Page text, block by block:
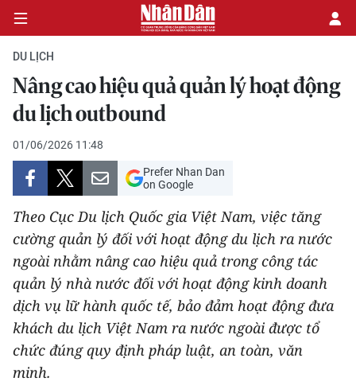
CHÍNH TRỊ
KINH TẾ
VĂN HÓA
XÃ HỘI
PHÁP LUẬT
DU LỊCH
THẾ GIỚI
THỂ THAO
DU LỊCH
Nâng cao hiệu quả quản lý hoạt động
du lịch outbound
01/06/2026 11:48
Prefer Nhan Dan
on Google
Theo Cục Du lịch Quốc gia Việt Nam, việc tăng
cường quản lý đối với hoạt động du lịch ra nước
ngoài nhằm nâng cao hiệu quả trong công tác
quản lý nhà nước đối với hoạt động kinh doanh
dịch vụ lữ hành quốc tế, bảo đảm hoạt động đưa
khách du lịch Việt Nam ra nước ngoài được tổ
chức đúng quy định pháp luật, an toàn, văn
minh.